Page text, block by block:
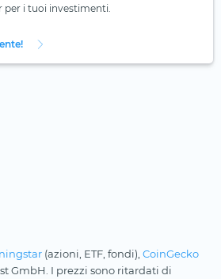
per i tuoi investimenti.
(azioni, ETF, fondi), CoinGecko
GmbH. I prezzi sono ritardati di